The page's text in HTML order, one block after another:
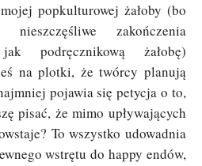
popkulturowej żałoby (bo
zakończenia
podręcznikową żałobę)
na plotki, że twórcy planują
pojawia się petycja o to,
pisać, że mimo upływających
To wszystko udowadnia
wstrętu do happy endów,